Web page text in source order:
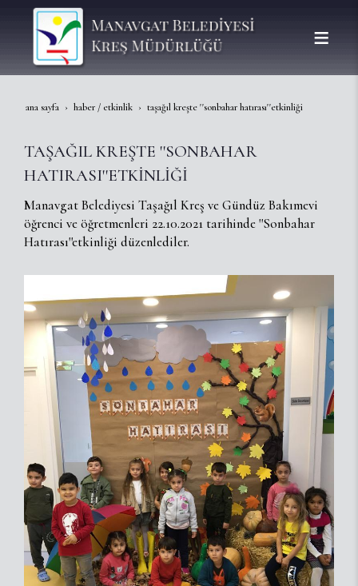
ana sayfa haber / etkinlik taşağil kreşte ''sonbahar hatirasi''etki̇nli̇ği̇
TAŞAĞIL KREŞTE ''SONBAHAR
HATIRASI''ETKİNLİĞİ
Manavgat Belediyesi Taşağıl Kreş ve Gündüz Bakımevi
öğrenci ve öğretmenleri 22.10.2021 tarihinde ''Sonbahar
Hatırası''etkinliği düzenlediler.